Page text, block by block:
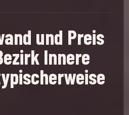
und Preis
Innere